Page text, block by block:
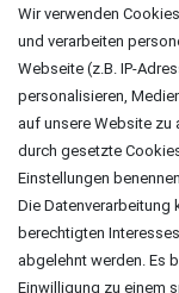
Impressum
ZAHLUNGSARTEN
Wir verwenden
und verarbeiten
Webseite (z.B. IP-
personalisieren,
auf unsere Website zu
durch gesetzte
Einstellungen
Die Datenverarbeitung
berechtigten
abgelehnt werden. Es
Einwilligung zu einem